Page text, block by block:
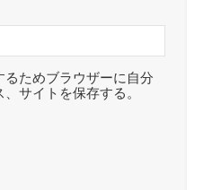
ためブラウザーに自分
サイトを保存する。